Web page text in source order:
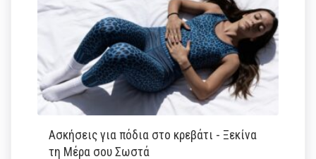
Ασκήσεις για πόδια στο κρεβάτι - Ξεκίνα
τη Μέρα σου Σωστά